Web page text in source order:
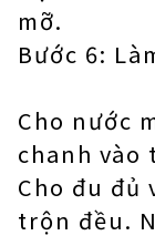
mỡ.
Bước 6:
Cho nước
chanh vào
Cho đu đủ
trộn đều.